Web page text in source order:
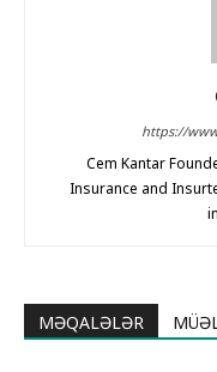
https://
Cem Kantar
Insurance and
MƏQALƏLƏR